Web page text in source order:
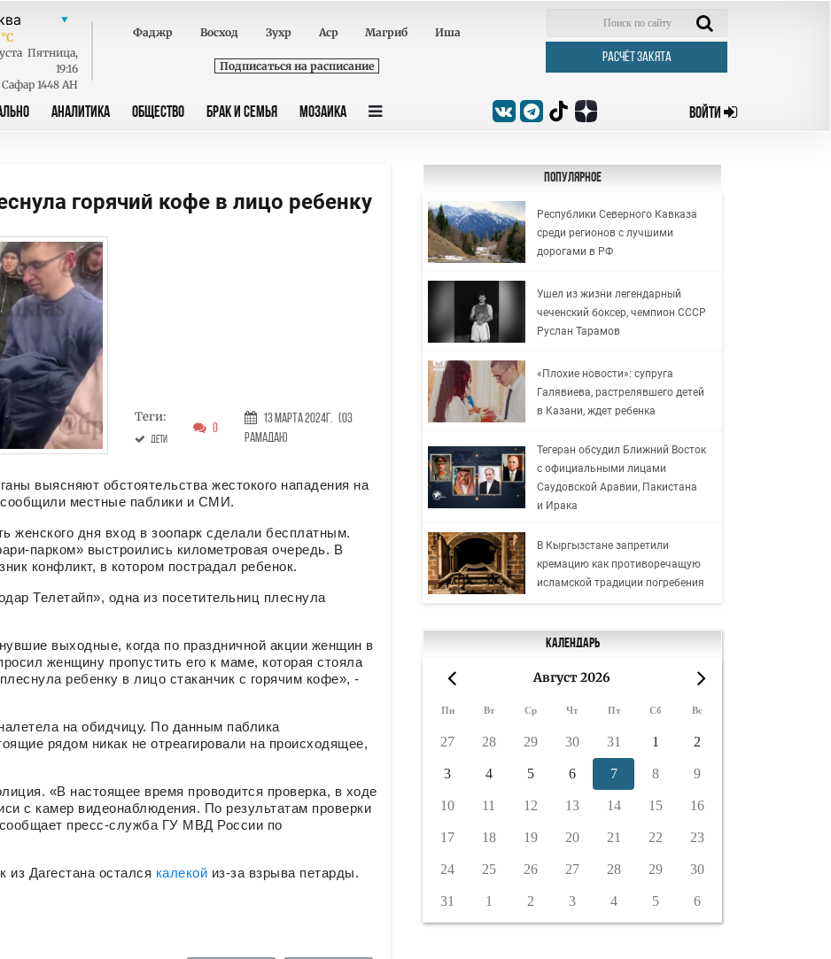
°C
Пятница,
19:16
1448 AH
Фаджр Восход Зухр Аср Магриб Иша
Подписаться на расписание
РАСЧЁТ ЗАКЯТА
АНАЛИТИКА ОБЩЕСТВО БРАК И СЕМЬЯ МОЗАИКА ВОЙТИ
горячий кофе в лицо ребенку
Теги:
дети
0
13 Марта 2024г. (03
Рамадан)
выясняют обстоятельства жестокого нападения на
местные паблики и СМИ.
женского дня вход в зоопарк сделали бесплатным.
парком» выстроились километровая очередь. В
конфликт, в котором пострадал ребенок.
Телетайп», одна из посетительниц плеснула
выходные, когда по праздничной акции женщин в
женщину пропустить его к маме, которая стояла
ребенку в лицо стаканчик с горячим кофе», -
на обидчицу. По данным паблика
рядом никак не отреагировали на происходящее,
«В настоящее время проводится проверка, в ходе
с камер видеонаблюдения. По результатам проверки
пресс-служба ГУ МВД России по
из Дагестана остался калекой из-за взрыва петарды.
Популярное
Республики Северного Кавказа
среди регионов с лучшими
дорогами в РФ
Ушел из жизни легендарный
чеченский боксер, чемпион СССР
Руслан Тарамов
«Плохие новости»: супруга
Галявиева, растрелявшего детей
в Казани, ждет ребенка
Тегеран обсудил Ближний Восток
с официальными лицами
Саудовской Аравии, Пакистана
и Ирака
В Кыргызстане запретили
кремацию как противоречащую
исламской традиции погребения
Календарь
Август 2026
Пн Вт Ср Чт Пт Сб Вс
27 28 29 30 31 1 2
3 4 5 6 7 8 9
10 11 12 13 14 15 16
17 18 19 20 21 22 23
24 25 26 27 28 29 30
31 1 2 3 4 5 6